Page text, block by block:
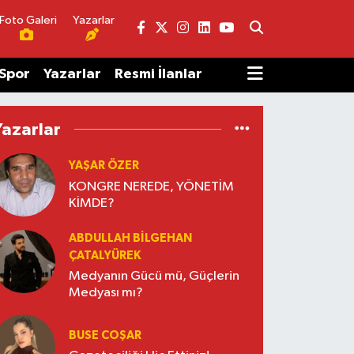
Foto Galeri Yazarlar
Yazarlar Resmi İlanlar
YAŞAR ÖZER
KONGRE NEREDE, YÖNETİM
KİMDE?
ABDULLAH BILGEHAN
ÇATALYÜREK
Medyanın Gücü mü, Güçlerin
Medyası mı?
BUSE COŞAR